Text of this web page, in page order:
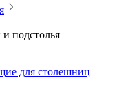
подстолья
для столешниц